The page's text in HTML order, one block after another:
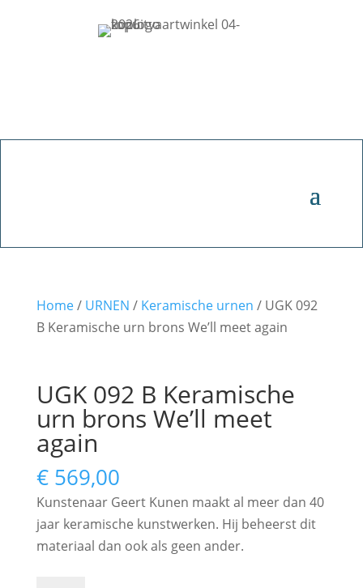
Home/ URNEN / Keramische urnen / UGK 092
B Keramische urn brons We’ll meet again
UGK 092 B Keramische
urn brons We’ll meet
again
€569,00
Kunstenaar Geert Kunen maakt al meer dan 40
jaar keramische kunstwerken. Hij beheerst dit
materiaal dan ook als geen ander.